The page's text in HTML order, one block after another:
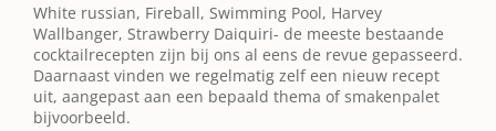
White russian, Fireball, Swimming Pool, Harvey
Wallbanger, Strawberry Daiquiri- de meeste bestaande
cocktailrecepten zijn bij ons al eens de revue gepasseerd.
Daarnaast vinden we regelmatig zelf een nieuw recept
uit, aangepast aan een bepaald thema of smakenpalet
bijvoorbeeld.